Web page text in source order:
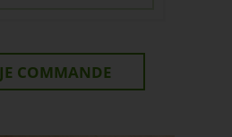
JE COMMANDE